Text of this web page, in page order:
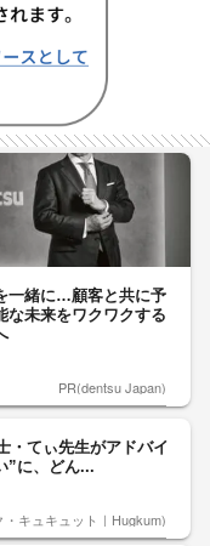
一緒に…顧客と共に予
な未来をワクワクする
PR(dentsu Japan)
・てぃ先生がアドバイ
”に、どん...
・キュキュット｜Hugkum)